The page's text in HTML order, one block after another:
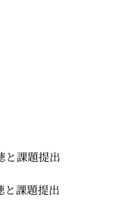
と課題提出
課題提出